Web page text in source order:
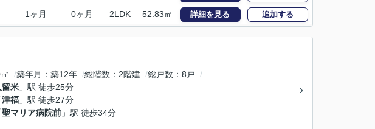
1ヶ月 0ヶ月 2LDK 52.83㎡ 詳細を見る 追加する
築年月 築12年 総階数 2階建 総戸数
8戸
留米 」駅 徒歩25分
津福 」駅 徒歩27分
聖マリア病院前 」駅 徒歩34分